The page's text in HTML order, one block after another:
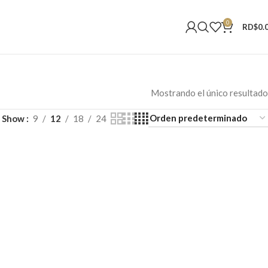
0 RD$
Mostrando el único resultado
Show 9 12 18 24